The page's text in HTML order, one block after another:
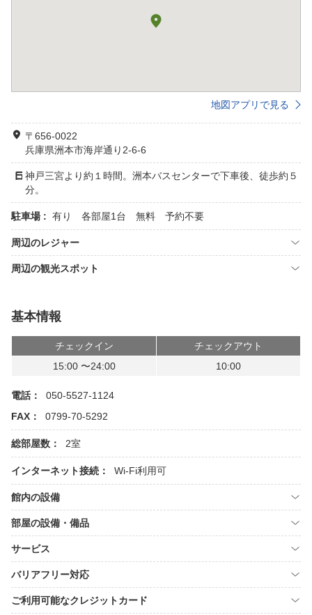
地図アプリで見る
〒656-0022
兵庫県洲本市海岸通り2-6-6
神戸三宮より約１時間。洲本バスセンターで下車後、徒歩約５
分。
駐車場 : 有り 各部屋1台 無料 予約不要
周辺のレジャー
周辺の観光スポット
基本情報
チェックイン
チェックアウト
15:00 〜24:00
10:00
電話：
050-5527-1124
FAX：
0799-70-5292
総部屋数： 2室
インターネット接続： Wi-Fi利用可
館内の設備
部屋の設備・備品
サービス
バリアフリー対応
ご利用可能なクレジットカード